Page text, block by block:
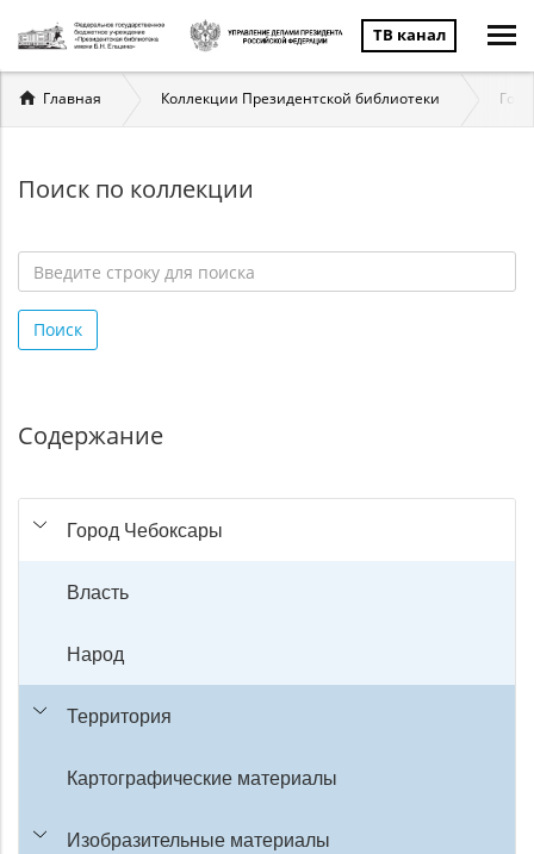
ТВ канал
Вы
здесь
Главная Коллекции Президентской библиотеки
Поиск по коллекции
строку
для
Поиск
Содержание
Город Чебоксары
Власть
Народ
Территория
Картографические материалы
Изобразительные материалы